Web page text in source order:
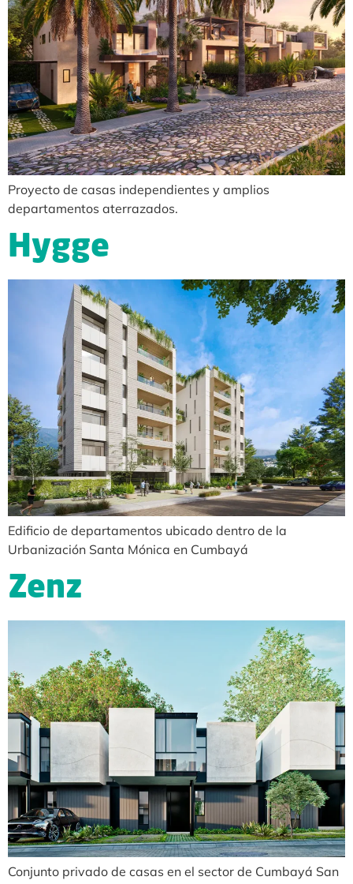
Proyecto de casas independientes y amplios
departamentos aterrazados.
Hygge
Edificio de departamentos ubicado dentro de la
Urbanización Santa Mónica en Cumbayá
Zenz
Conjunto privado de casas en el sector de Cumbayá San